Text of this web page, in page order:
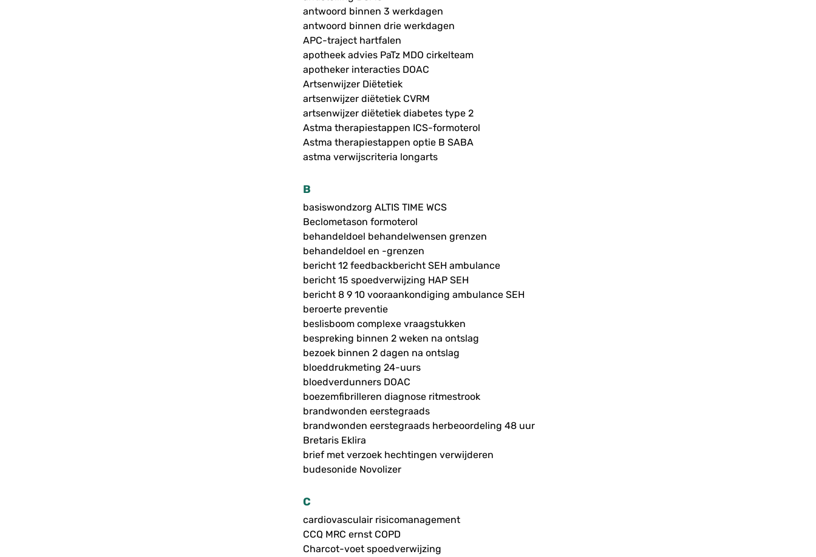
antwoord binnen 3 werkdagen
antwoord binnen drie werkdagen
APC-traject hartfalen
apotheek advies PaTz MDO cirkelteam
apotheker interacties DOAC
Artsenwijzer Diëtetiek
artsenwijzer diëtetiek CVRM
artsenwijzer diëtetiek diabetes type 2
Astma therapiestappen ICS-formoterol
Astma therapiestappen optie B SABA
astma verwijscriteria longarts
B
basiswondzorg ALTIS TIME WCS
Beclometason formoterol
behandeldoel behandelwensen grenzen
behandeldoel en -grenzen
bericht 12 feedbackbericht SEH ambulance
bericht 15 spoedverwijzing HAP SEH
bericht 8 9 10 vooraankondiging ambulance SEH
beroerte preventie
beslisboom complexe vraagstukken
bespreking binnen 2 weken na ontslag
bezoek binnen 2 dagen na ontslag
bloeddrukmeting 24-uurs
bloedverdunners DOAC
boezemfibrilleren diagnose ritmestrook
brandwonden eerstegraads
brandwonden eerstegraads herbeoordeling 48 uur
Bretaris Eklira
brief met verzoek hechtingen verwijderen
budesonide Novolizer
C
cardiovasculair risicomanagement
CCQ MRC ernst COPD
Charcot-voet spoedverwijzing